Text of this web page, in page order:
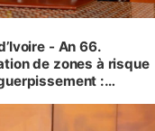
- An 66.
de zones à risque
:
de l'Etat de droit pour